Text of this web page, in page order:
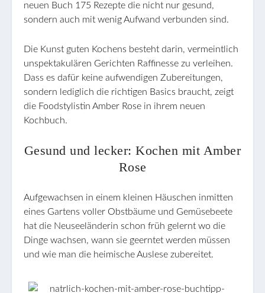
neuen Buch 175 Rezepte die nicht nur gesund,
sondern auch mit wenig Aufwand verbunden sind.
Die Kunst guten Kochens besteht darin, vermeintlich
unspektakulären Gerichten Raffinesse zu verleihen.
Dass es dafür keine aufwendigen Zubereitungen,
sondern lediglich die richtigen Basics braucht, zeigt
die Foodstylistin Amber Rose in ihrem neuen
Kochbuch.
Gesund und lecker: Kochen mit Amber
Rose
Aufgewachsen in einem kleinen Häuschen inmitten
eines Gartens voller Obstbäume und Gemüsebeete
hat die Neuseeländerin schon früh gelernt wo die
Dinge wachsen, wann sie geerntet werden müssen
und wie man die heimische Auslese zubereitet.